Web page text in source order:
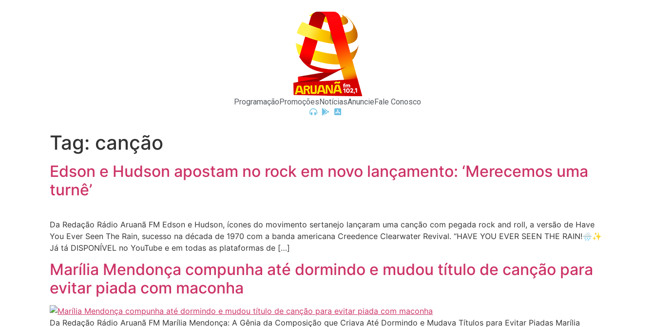
ProgramaçãoPromoçõesNotíciasAnuncieFale Conosco
Tag: canção
Edson e Hudson apostam no rock em novo lançamento: ‘Merecemos uma
turnê’
Da Redação Rádio Aruanã FM Edson e Hudson, ícones do movimento sertanejo lançaram uma canção com pegada rock and roll, a versão de Have
You Ever Seen The Rain, sucesso na década de 1970 com a banda americana Creedence Clearwater Revival. “HAVE YOU EVER SEEN THE RAIN!🌧️✨
Já tá DISPONÍVEL no YouTube e em todas as plataformas de […]
Marília Mendonça compunha até dormindo e mudou título de canção para
evitar piada com maconha
Da Redação Rádio Aruanã FM Marília Mendonça: A Gênia da Composição que Criava Até Dormindo e Mudava Títulos para Evitar Piadas Marília